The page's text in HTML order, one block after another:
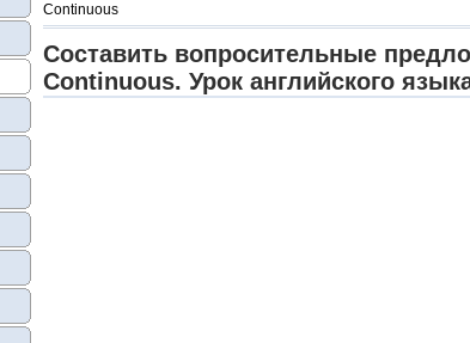
Continuous
Составить вопросительные
Continuous. Урок английского